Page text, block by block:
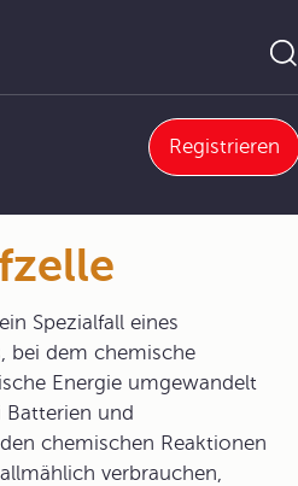
Registrieren
Brennstoffzelle
Spezialfall eines
bei dem chemische
Energie umgewandelt
Batterien und
chemischen Reaktionen
verbrauchen,